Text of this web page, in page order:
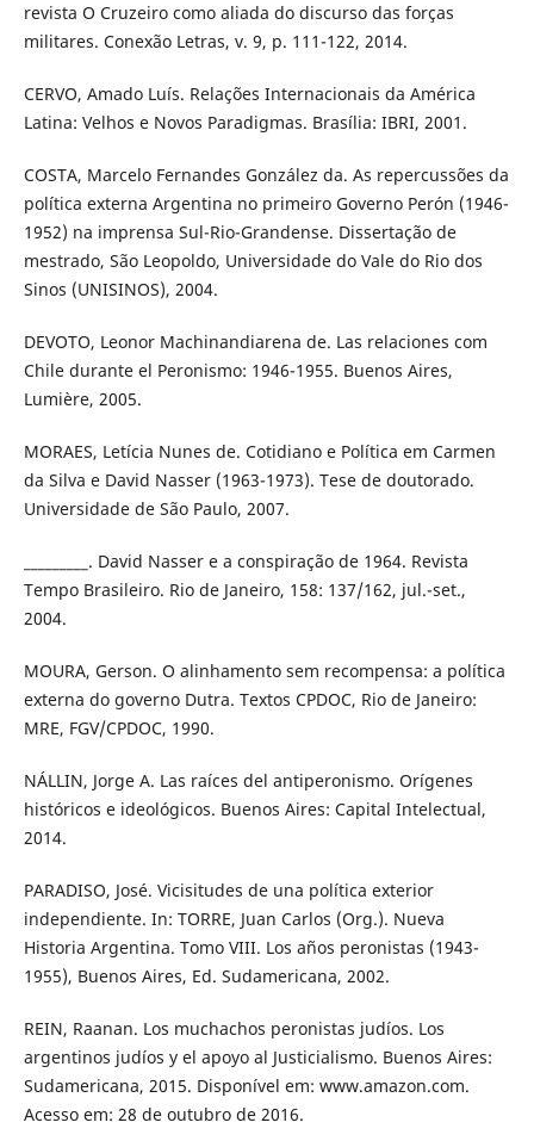
revista O Cruzeiro como aliada do discurso das forças
militares. Conexão Letras, v. 9, p. 111-122, 2014.
CERVO, Amado Luís. Relações Internacionais da América
Latina: Velhos e Novos Paradigmas. Brasília: IBRI, 2001.
COSTA, Marcelo Fernandes González da. As repercussões da
política externa Argentina no primeiro Governo Perón (1946-
1952) na imprensa Sul-Rio-Grandense. Dissertação de
mestrado, São Leopoldo, Universidade do Vale do Rio dos
Sinos (UNISINOS), 2004.
DEVOTO, Leonor Machinandiarena de. Las relaciones com
Chile durante el Peronismo: 1946-1955. Buenos Aires,
Lumière, 2005.
MORAES, Letícia Nunes de. Cotidiano e Política em Carmen
da Silva e David Nasser (1963-1973). Tese de doutorado.
Universidade de São Paulo, 2007.
_________. David Nasser e a conspiração de 1964. Revista
Tempo Brasileiro. Rio de Janeiro, 158: 137/162, jul.-set.,
2004.
MOURA, Gerson. O alinhamento sem recompensa: a política
externa do governo Dutra. Textos CPDOC, Rio de Janeiro:
MRE, FGV/CPDOC, 1990.
NÁLLIN, Jorge A. Las raíces del antiperonismo. Orígenes
históricos e ideológicos. Buenos Aires: Capital Intelectual,
2014.
PARADISO, José. Vicisitudes de una política exterior
independiente. In: TORRE, Juan Carlos (Org.). Nueva
Historia Argentina. Tomo VIII. Los años peronistas (1943-
1955), Buenos Aires, Ed. Sudamericana, 2002.
REIN, Raanan. Los muchachos peronistas judíos. Los
argentinos judíos y el apoyo al Justicialismo. Buenos Aires:
Sudamericana, 2015. Disponível em: www.amazon.com.
Acesso em: 28 de outubro de 2016.